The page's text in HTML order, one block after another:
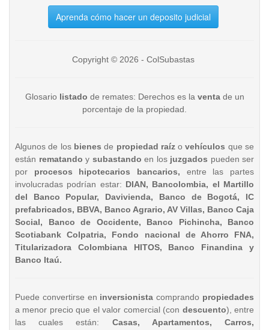
Aprenda cómo hacer un deposito judicial
Copyright © 2026 - ColSubastas
Glosario listado de remates: Derechos es la ventade un
porcentaje de la propiedad.
Algunos de los bienesde propiedad raízo vehículos que se
están rematando y subastando en los juzgados pueden ser
por procesos hipotecarios bancarios, entre las partes
involucradas podrían estar: DIAN, Bancolombia, el Martillo
del Banco Popular, Davivienda, Banco de Bogotá, IC
prefabricados, BBVA, Banco Agrario, AV Villas, Banco Caja
Social, Banco de Occidente, Banco Pichincha, Banco
Scotiabank Colpatria, Fondo nacional de Ahorro FNA,
Titularizadora Colombiana HITOS, Banco Finandina y
Banco Itaú.
Puede convertirse en inversionista comprando propiedades
a menor precio que el valor comercial (con descuento), entre
las cuales están: Casas, Apartamentos, Carros,